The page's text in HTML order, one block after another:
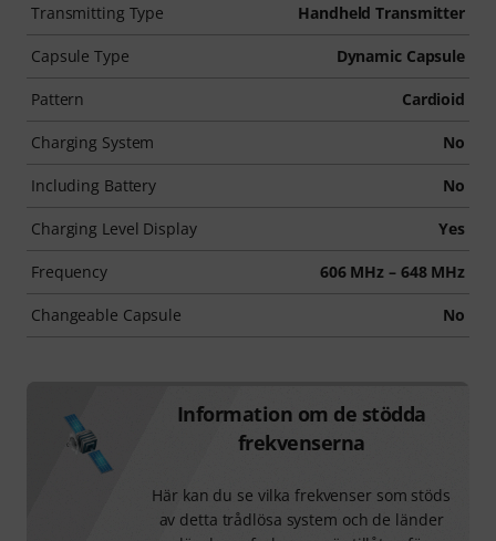
Transmitting Type Handheld Transmitter
Capsule Type Dynamic Capsule
Pattern Cardioid
Charging System No
Including Battery No
Charging Level Display Yes
Frequency 606 MHz – 648 MHz
Changeable Capsule No
Information om de stödda
frekvenserna
Här kan du se vilka frekvenser som stöds
av detta trådlösa system och de länder